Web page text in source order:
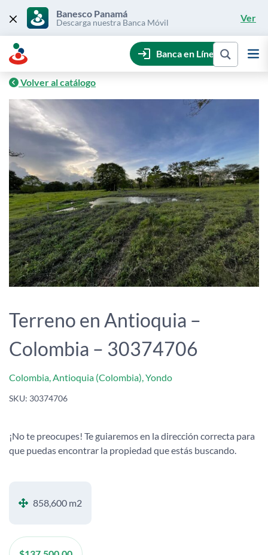
content
Banesco Panamá
Descarga nuestra Banca Móvil Ver
Banca en Línea
Volver al catálogo
Terreno en Antioquia –
Colombia – 30374706
Colombia, Antioquia (Colombia), Yondo
SKU: 30374706
¡No te preocupes! Te guiaremos en la dirección correcta para
que puedas encontrar la propiedad que estás buscando.
858,600 m2